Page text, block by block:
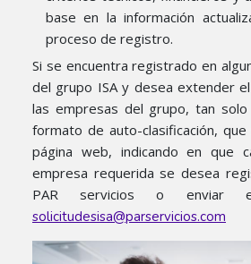
base en la información
proceso de registro.
Si se encuentra registrado en
del grupo ISA y desea extender
las empresas del grupo, tan
formato de auto-clasificación,
página web, indicando en que
empresa requerida se desea
PAR servicios o enviar
solicitudesisa@parservicios.com